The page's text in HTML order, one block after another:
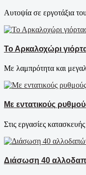
Αυτοψία σε εργοτάξια
Το Αρκαλοχώρι
Με λαμπρότητα και
Με εντατικούς
Στις εργασίες
Διάσωση 40